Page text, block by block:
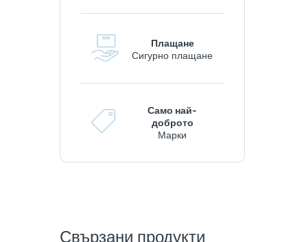
Плащане
Сигурно плащане
Само най-
доброто
Марки
Свързани продукти